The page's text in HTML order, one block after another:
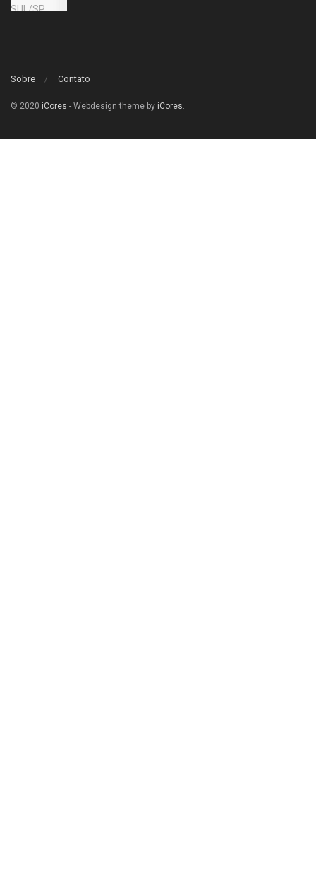
Sobre Contato
© 2020 iCores - Webdesign theme by iCores.